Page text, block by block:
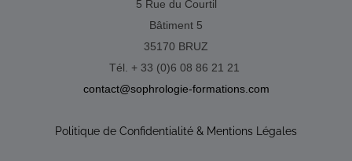
5 Rue du Courtil
Bâtiment 5
35170 BRUZ
Tél. + 33 (0)6 08 86 21 21
contact@sophrologie-formations.com
Politique de Confidentialité & Mentions Légales